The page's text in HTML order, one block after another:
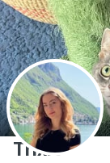
T
Trixie